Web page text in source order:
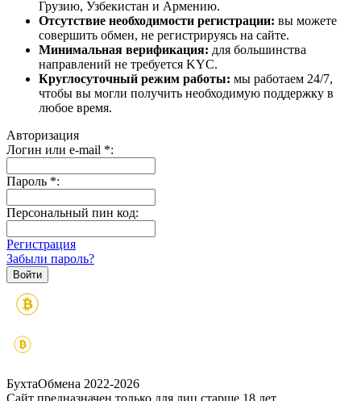
Грузию, Узбекистан и Армению.
Отсутствие необходимости регистрации: вы можете
совершить обмен, не регистрируясь на сайте.
Минимальная верификация: для большинства
направлений не требуется KYC.
Круглосуточный режим работы: мы работаем 24/7,
чтобы вы могли получить необходимую поддержку в
любое время.
Авторизация
Логин или e-mail *:
Пароль *:
Персональный пин код:
Регистрация
Забыли пароль?
БухтаОбмена 2022-2026
Сайт предназначен только для лиц старше 18 лет